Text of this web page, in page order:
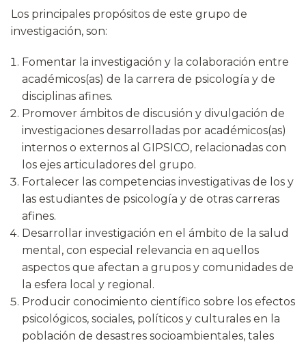
Los principales propósitos de este grupo de
investigación, son:
Fomentar la investigación y la colaboración entre
académicos(as) de la carrera de psicología y de
disciplinas afines.
Promover ámbitos de discusión y divulgación de
investigaciones desarrolladas por académicos(as)
internos o externos al GIPSICO, relacionadas con
los ejes articuladores del grupo.
Fortalecer las competencias investigativas de los y
las estudiantes de psicología y de otras carreras
afines.
Desarrollar investigación en el ámbito de la salud
mental, con especial relevancia en aquellos
aspectos que afectan a grupos y comunidades de
la esfera local y regional.
Producir conocimiento científico sobre los efectos
psicológicos, sociales, políticos y culturales en la
población de desastres socioambientales, tales